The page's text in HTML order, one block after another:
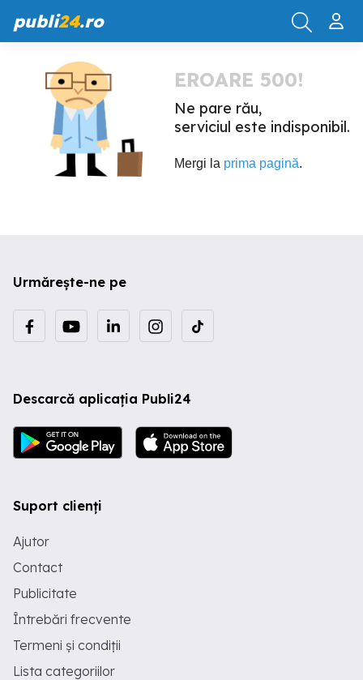
publi24.ro
EROARE 500!
Ne pare rău,
serviciul este indisponibil.
Mergi la prima pagină.
Urmărește-ne pe
Descarcă aplicația Publi24
Suport clienți
Ajutor
Contact
Publicitate
Întrebări frecvente
Termeni și condiții
Lista categoriilor